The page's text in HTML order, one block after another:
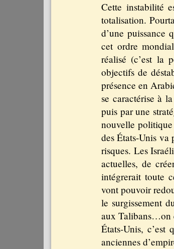
Cette instabilité
totalisation.
d’une puissance
cet ordre
réalisé (c’est la
objectifs de
présence en
se caractérise à
puis par une
nouvelle
des États-Unis va
risques. Les
actuelles, de
intégrerait toute
vont pouvoir
le surgissement
aux Talibans…on
États-Unis, c’est
anciennes